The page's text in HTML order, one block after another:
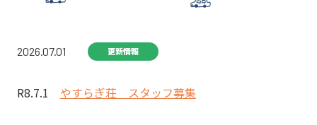
2026.07.01 更新情報
R8.7.1 やすらぎ荘 スタッフ募集